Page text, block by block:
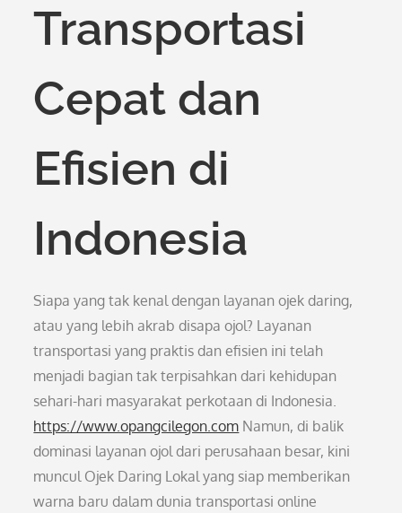
Transportasi
Cepat dan
Efisien di
Indonesia
Siapa yang tak kenal dengan layanan ojek daring,
atau yang lebih akrab disapa ojol? Layanan
transportasi yang praktis dan efisien ini telah
menjadi bagian tak terpisahkan dari kehidupan
sehari-hari masyarakat perkotaan di Indonesia.
https://www.opangcilegon.com Namun, di balik
dominasi layanan ojol dari perusahaan besar, kini
muncul Ojek Daring Lokal yang siap memberikan
warna baru dalam dunia transportasi online